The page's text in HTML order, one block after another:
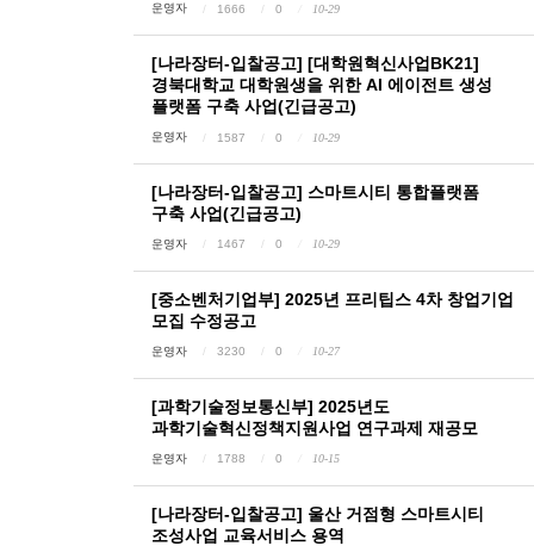
운영자 1666 0 10-29
[나라장터-입찰공고] [대학원혁신사업BK21]
경북대학교 대학원생을 위한 AI 에이전트 생성
플랫폼 구축 사업(긴급공고)
운영자 1587 0 10-29
[나라장터-입찰공고] 스마트시티 통합플랫폼
구축 사업(긴급공고)
운영자 1467 0 10-29
[중소벤처기업부] 2025년 프리팁스 4차 창업기업
모집 수정공고
운영자 3230 0 10-27
[과학기술정보통신부] 2025년도
과학기술혁신정책지원사업 연구과제 재공모
운영자 1788 0 10-15
[나라장터-입찰공고] 울산 거점형 스마트시티
조성사업 교육서비스 용역